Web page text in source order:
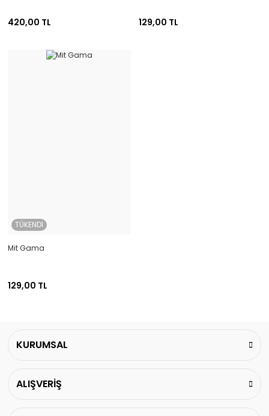
420,00 TL 129,00 TL
TÜKENDİ
Mit Gama
129,00 TL
KURUMSAL
ALIŞVERİŞ